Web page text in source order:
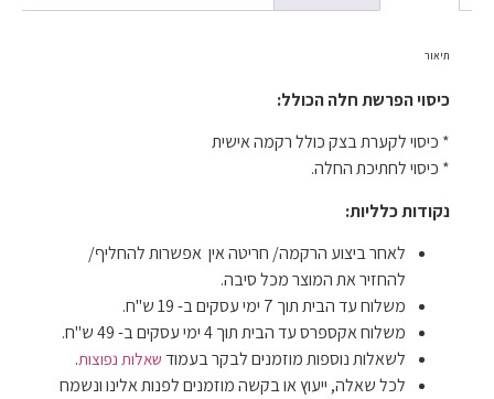
תיאור
כיסוי הפרשת חלה הכולל:
* כיסוי לקערת בצק כולל רקמה אישית
* כיסוי לחתיכת החלה.
נקודות כלליות:
לאחר ביצוע הרקמה/ חריטה אין אפשרות להחליף/
להחזיר את המוצר מכל סיבה.
משלוח עד הבית תוך 7 ימי עסקים ב- 19 ש"ח.
משלוח אקספרס עד הבית תוך 4 ימי עסקים ב- 49 ש"ח.
לשאלות נוספות מוזמנים לבקר בעמוד שאלות נפוצות.
לכל שאלה, ייעוץ או בקשה מוזמנים לפנות אלינו ונשמח